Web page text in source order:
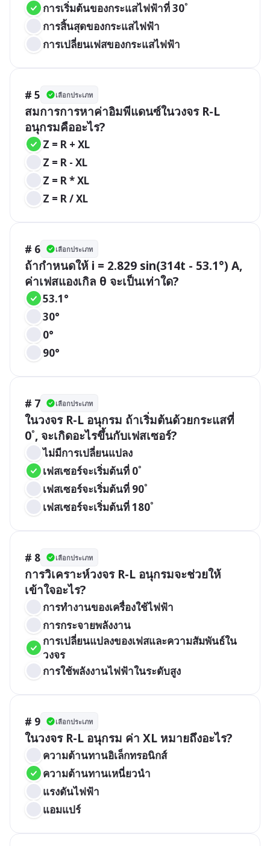
การเริ่มต้นของกระแสไฟฟ้าที่ 30˚
การสิ้นสุดของกระแสไฟฟ้า
การเปลี่ยนเฟสของกระแสไฟฟ้า
# 5 เลือกประเภท
สมการการหาค่าอิมพีแดนซ์ในวงจร R-L
อนุกรมคืออะไร?
Z = R + XL
Z = R - XL
Z = R * XL
Z = R / XL
# 6 เลือกประเภท
ถ้ากำหนดให้ i = 2.829 sin(314t - 53.1°) A,
ค่าเฟสแองเกิล θ จะเป็นเท่าใด?
53.1°
30°
0°
90°
# 7 เลือกประเภท
ในวงจร R-L อนุกรม ถ้าเริ่มต้นด้วยกระแสที่
0˚, จะเกิดอะไรขึ้นกับเฟสเซอร์?
ไม่มีการเปลี่ยนแปลง
เฟสเซอร์จะเริ่มต้นที่ 0˚
เฟสเซอร์จะเริ่มต้นที่ 90˚
เฟสเซอร์จะเริ่มต้นที่ 180˚
# 8 เลือกประเภท
การวิเคราะห์วงจร R-L อนุกรมจะช่วยให้
เข้าใจอะไร?
การทำงานของเครื่องใช้ไฟฟ้า
การกระจายพลังงาน
การเปลี่ยนแปลงของเฟสและความสัมพันธ์ใน
วงจร
การใช้พลังงานไฟฟ้าในระดับสูง
# 9 เลือกประเภท
ในวงจร R-L อนุกรม ค่า XL หมายถึงอะไร?
ความต้านทานอิเล็กทรอนิกส์
ความต้านทานเหนี่ยวนำ
แรงดันไฟฟ้า
แอมแปร์